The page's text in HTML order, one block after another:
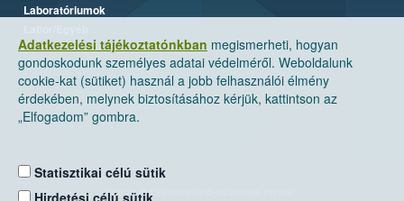
Adatkezelési tájékoztatónkban megismerheti, hogyan
gondoskodunk személyes adatai védelméről. Weboldalunk
cookie-kat (sütiket) használ a jobb felhasználói élmény
érdekében, melynek biztosításához kérjük, kattintson az
„Elfogadom” gombra.
Statisztikai célú sütik
Hirdetési célú sütik
Laboratóriumok
Nemzeti Élelmiszerlánc-biztonsági Hivatal